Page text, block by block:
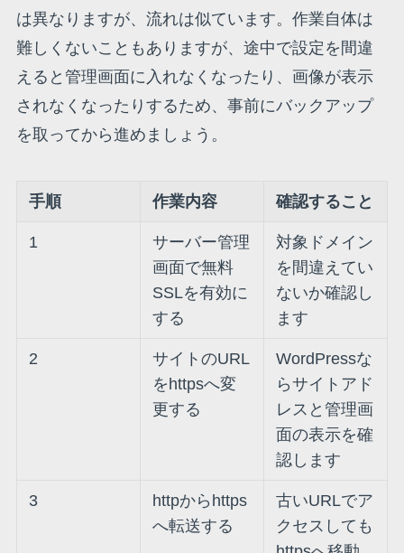
は異なりますが、流れは似ています。作業自体は
難しくないこともありますが、途中で設定を間違
えると管理画面に入れなくなったり、画像が表示
されなくなったりするため、事前にバックアップ
を取ってから進めましょう。
手順 作業内容 確認すること
1
サーバー管理
画面で無料
SSLを有効に
する
対象ドメイン
を間違えてい
ないか確認し
ます
2
サイトのURL
をhttpsへ変
更する
WordPressな
らサイトアド
レスと管理画
面の表示を確
認します
3
httpからhttps
へ転送する
古いURLでア
クセスしても